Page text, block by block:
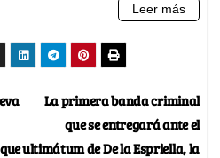
La primera banda criminal
que se entregará ante el
ultimátum de De la Espriella, la